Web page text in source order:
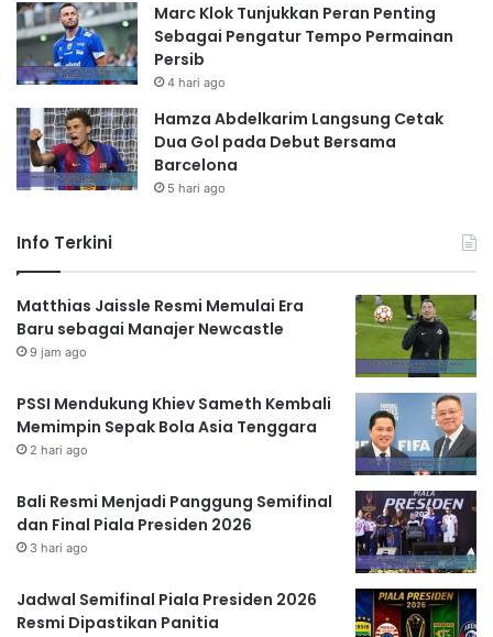
Marc Klok Tunjukkan Peran Penting
Sebagai Pengatur Tempo Permainan
Persib
4 hari ago
Hamza Abdelkarim Langsung Cetak
Dua Gol pada Debut Bersama
Barcelona
5 hari ago
Info Terkini
Matthias Jaissle Resmi Memulai Era
Baru sebagai Manajer Newcastle
9 jam ago
PSSI Mendukung Khiev Sameth Kembali
Memimpin Sepak Bola Asia Tenggara
2 hari ago
Bali Resmi Menjadi Panggung Semifinal
dan Final Piala Presiden 2026
3 hari ago
Jadwal Semifinal Piala Presiden 2026
Resmi Dipastikan Panitia